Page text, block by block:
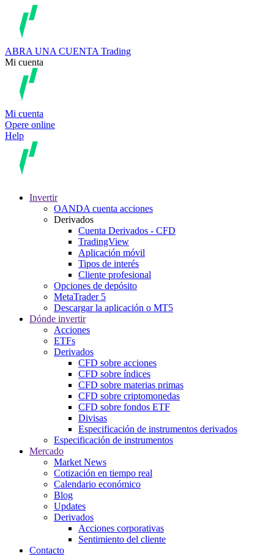
ABRA UNA CUENTA Trading
Mi cuenta
Mi cuenta
Opere online
Help
Invertir
OANDA cuenta acciones
Derivados
Cuenta Derivados - CFD
TradingView
Aplicación móvil
Tipos de interés
Cliente profesional
Opciones de depósito
MetaTrader 5
Descargar la aplicación o MT5
Dónde invertir
Acciones
ETFs
Derivados
CFD sobre acciones
CFD sobre índices
CFD sobre materias primas
CFD sobre criptomonedas
CFD sobre fondos ETF
Divisas
Especificación de instrumentos derivados
Especificación de instrumentos
Mercado
Market News
Cotización en tiempo real
Calendario económico
Blog
Updates
Derivados
Acciones corporativas
Sentimiento del cliente
Contacto